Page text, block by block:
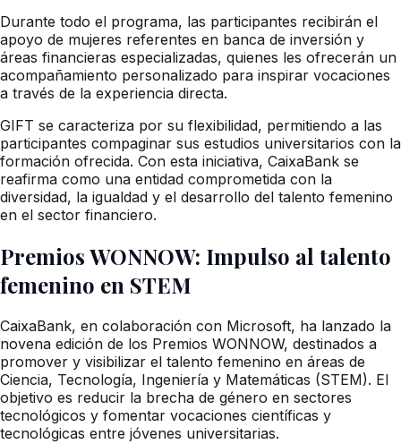
Durante todo el programa, las participantes recibirán el
apoyo de mujeres referentes en banca de inversión y
áreas financieras especializadas, quienes les ofrecerán un
acompañamiento personalizado para inspirar vocaciones
a través de la experiencia directa.
GIFT se caracteriza por su flexibilidad, permitiendo a las
participantes compaginar sus estudios universitarios con la
formación ofrecida. Con esta iniciativa, CaixaBank se
reafirma como una entidad comprometida con la
diversidad, la igualdad y el desarrollo del talento femenino
en el sector financiero.
Premios WONNOW: Impulso al talento
femenino en STEM
CaixaBank, en colaboración con Microsoft, ha lanzado la
novena edición de los Premios WONNOW, destinados a
promover y visibilizar el talento femenino en áreas de
Ciencia, Tecnología, Ingeniería y Matemáticas (STEM). El
objetivo es reducir la brecha de género en sectores
tecnológicos y fomentar vocaciones científicas y
tecnológicas entre jóvenes universitarias.